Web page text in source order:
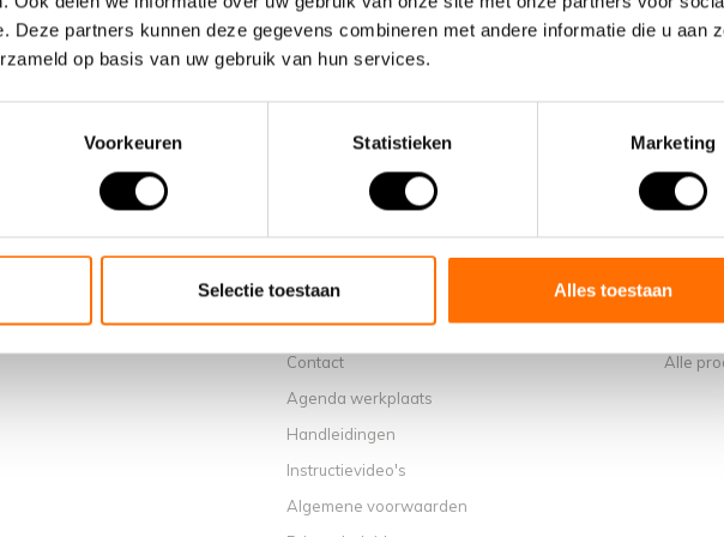
Deze partners kunnen deze gegevens combineren met andere informatie die u aan
op basis van uw gebruik van hun services.
Voorkeuren Statistieken Marketing
Selectie toestaan Alles toestaan
Waarom een elektrische vouwfiets van Lacros
Showroom Schijndel
Verkooppunten
Contact
Agenda werkplaats
Handleidingen
Instructievideo's
Algemene voorwaarden
Mijn
Mijn
Mijn
Alle